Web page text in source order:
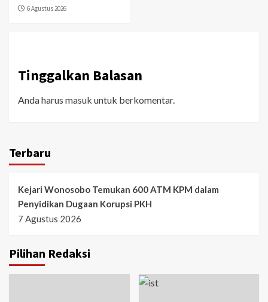
6 Agustus 2026
Tinggalkan Balasan
Anda harus masuk untuk berkomentar.
Terbaru
Kejari Wonosobo Temukan 600 ATM KPM dalam
Penyidikan Dugaan Korupsi PKH
7 Agustus 2026
Pilihan Redaksi